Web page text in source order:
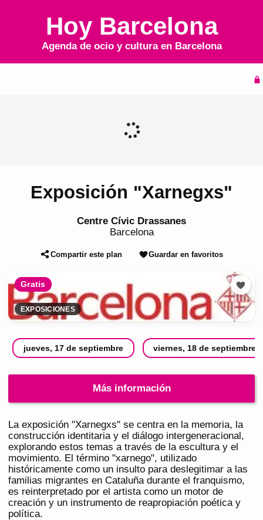
Hoy Barcelona
Agenda de ocio y cultura en Barcelona
Exposición "Xarnegxs"
Centre Cívic Drassanes
Barcelona
Compartir este plan Guardar en favoritos
Gratis
EXPOSICIONES
jueves, 17 de septiembre viernes, 18 de septiembre
Más información
La exposición "Xarnegxs" se centra en la memoria, la
construcción identitaria y el diálogo intergeneracional,
explorando estos temas a través de la escultura y el
movimiento. El término "xarnego", utilizado
históricamente como un insulto para deslegitimar a las
familias migrantes en Cataluña durante el franquismo,
es reinterpretado por el artista como un motor de
creación y un instrumento de reapropiación poética y
política.